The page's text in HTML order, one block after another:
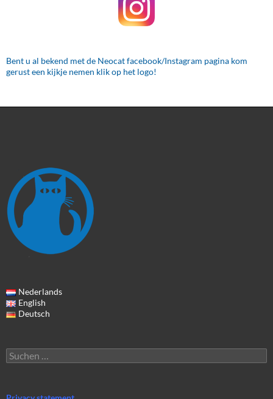
Bent u al bekend met de Neocat facebook/Instagram pagina kom
gerust een kijkje nemen klik op het logo!
Nederlands
English
Deutsch
Suchen
nach: